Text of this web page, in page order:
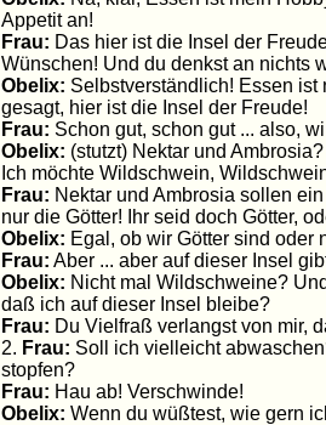
Appetit an!
Frau: Das hier ist die Insel der
Wünschen! Und du denkst an nichts
Obelix: Selbstverständlich! Essen
gesagt, hier ist die Insel der Freude!
Frau: Schon gut, schon gut ... also,
Obelix: (stutzt) Nektar und
Ich möchte Wildschwein,
Frau: Nektar und Ambrosia sollen
nur die Götter! Ihr seid doch Götter,
Obelix: Egal, ob wir Götter sind oder
Frau: Aber ... aber auf dieser Insel
Obelix: Nicht mal Wildschweine?
daß ich auf dieser Insel bleibe?
Frau: Du Vielfraß verlangst von mir,
2. Frau: Soll ich vielleicht
stopfen?
Frau: Hau ab! Verschwinde!
Obelix: Wenn du wüßtest, wie gern